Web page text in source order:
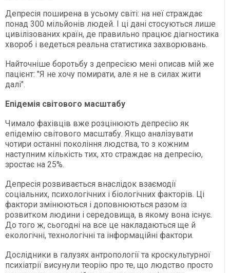
Депресія поширена в усьому світі: на неї страждає
понад 300 мільйонів людей. І ці дані стосуються лише
цивілізованих країн, де правильно працює діагностика
хвороб і ведеться реальна статистика захворювань.
Найточніше боротьбу з депресією мені описав мій же
пацієнт: "Я не хочу помирати, але я не в силах жити
далі".
Епідемія світового масштабу
Чимало фахівців вже розцінюють депресію як
епідемію світового масштабу. Якщо аналізувати
чотири останні покоління людства, то з кожним
наступним кількість тих, хто страждає на депресію,
зростає на 25%.
Депресія розвивається внаслідок взаємодії
соціальних, психологічних і біологічних факторів. Ці
фактори змінюються і доповнюються разом із
розвитком людини і середовища, в якому вона існує.
До того ж, сьогодні на все це накладаються ще й
екологічні, технологічні та інформаційні фактори.
Дослідники в галузях антропології та кроскультурної
психіатрії висунули теорію про те, що людство просто